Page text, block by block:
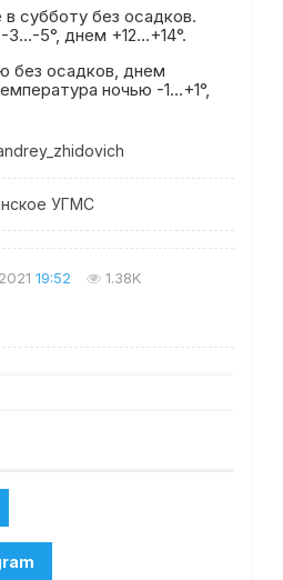
субботу без осадков.
5°, днем +12…+14°.
без осадков, днем
ночью -1…+1°,
УГМС
19:52 1.38K